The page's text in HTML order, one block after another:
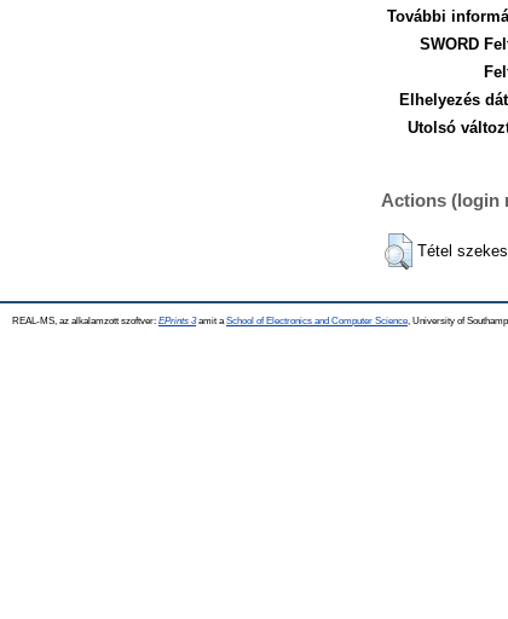
További
SWORD
Elhelyezés
Utolsó
Actions (login
Tétel
REAL-MS, az alkalamzott szoftver: EPrints 3amit a School of Electronics and Computer Science , University of